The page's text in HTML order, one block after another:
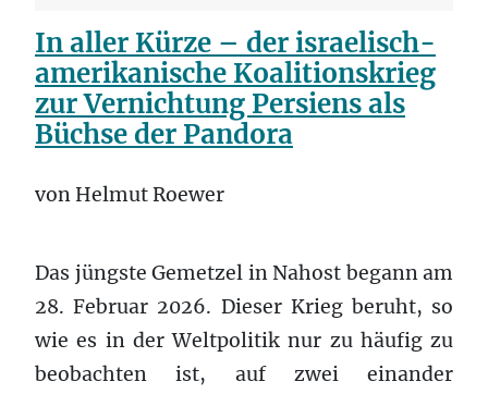
In aller Kürze – der israelisch-
amerikanische Koalitionskrieg
zur Vernichtung Persiens als
Büchse der Pandora
von Helmut Roewer
Das jüngste Gemetzel in Nahost begann am
28. Februar 2026. Dieser Krieg beruht, so
wie es in der Weltpolitik nur zu häufig zu
beobachten ist, auf zwei einander